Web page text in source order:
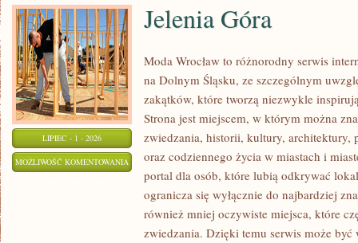
LIPIEC - 1 - 2026
MOŻLIWOŚĆ KOMENTOWANIA JELENIA
GÓRA
Jelenia Góra
Moda Wrocław to różnorodny serwis
na Dolnym Śląsku, ze szczególnym
zakątków, które tworzą niezwykle
Strona jest miejscem, w którym można
zwiedzania, historii, kultury, architektury,
oraz codziennego życia w miastach i
portal dla osób, które lubią odkrywać
ogranicza się wyłącznie do najbardziej
również mniej oczywiste miejsca, które
zwiedzania. Dzięki temu serwis może